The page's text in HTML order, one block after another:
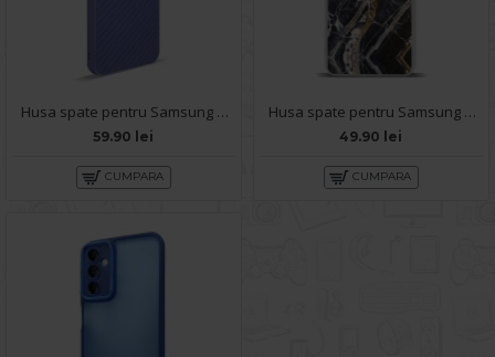
Husa spate pentru Samsung Galaxy A14- Lys case Mov deschis
59.90 lei
CUMPARA
Husa spate pentru Samsung A14 - Misty Case
49.90 lei
CUMPARA